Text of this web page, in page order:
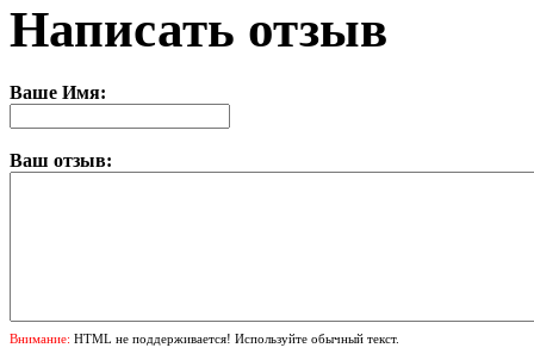
Написать отзыв
Ваше Имя:
Ваш отзыв:
Внимание: HTML не поддерживается! Используйте обычный текст.